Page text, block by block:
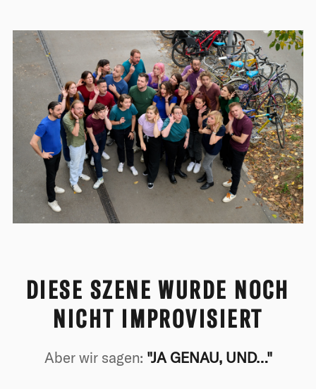
DIESE SZENE WURDE NOCH
NICHT IMPROVISIERT
Aber wir sagen: "JA GENAU, UND…"